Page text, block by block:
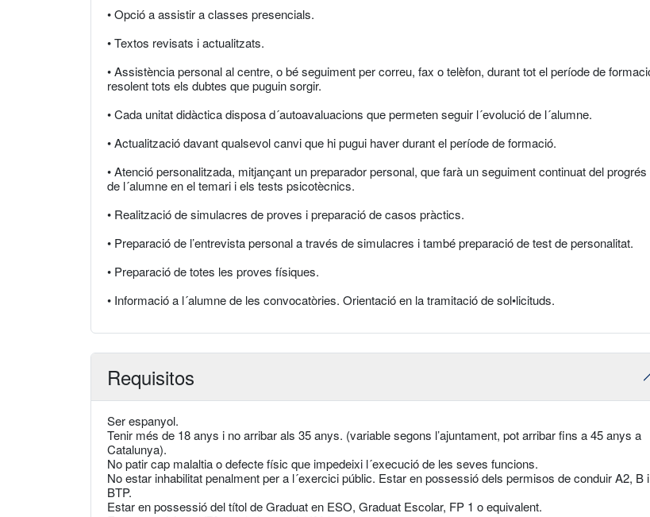
• Opció a assistir a classes presencials.
• Textos revisats i actualitzats.
• Assistència personal al centre, o bé seguiment per correu, fax o telèfon, durant tot el període de
resolent tots els dubtes que puguin sorgir.
• Cada unitat didàctica disposa d´autoavaluacions que permeten seguir l´evolució de l´alumne.
• Actualització davant qualsevol canvi que hi pugui haver durant el període de formació.
• Atenció personalitzada, mitjançant un preparador personal, que farà un seguiment continuat del progrés
de l´alumne en el temari i els tests psicotècnics.
• Realització de simulacres de proves i preparació de casos pràctics.
• Preparació de l’entrevista personal a través de simulacres i també preparació de test de personalitat.
• Preparació de totes les proves físiques.
• Informació a l´alumne de les convocatòries. Orientació en la tramitació de sol•licituds.
Requisitos
Ser espanyol.
Tenir més de 18 anys i no arribar als 35 anys. (variable segons l’ajuntament, pot arribar fins a 45 anys a
Catalunya).
No patir cap malaltia o defecte físic que impedeixi l´execució de les seves funcions.
No estar inhabilitat penalment per a l´exercici públic. Estar en possessió dels permisos de conduir A2, B i
BTP.
Estar en possessió del títol de Graduat en ESO, Graduat Escolar, FP 1 o equivalent.